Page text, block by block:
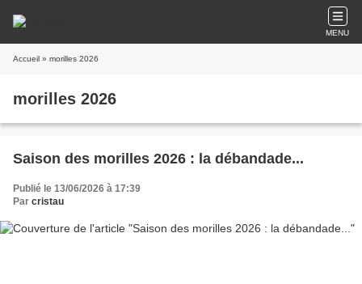
MENU
Accueil » morilles 2026
morilles 2026
Saison des morilles 2026 : la débandade...
Publié le 13/06/2026 à 17:39
Par cristau